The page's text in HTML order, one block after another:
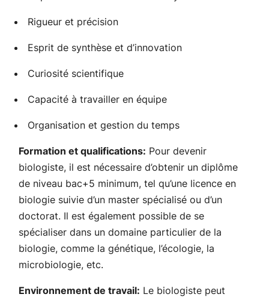
Rigueur et précision
Esprit de synthèse et d’innovation
Curiosité scientifique
Capacité à travailler en équipe
Organisation et gestion du temps
Formation et qualifications: Pour devenir
biologiste, il est nécessaire d’obtenir un diplôme
de niveau bac+5 minimum, tel qu’une licence en
biologie suivie d’un master spécialisé ou d’un
doctorat. Il est également possible de se
spécialiser dans un domaine particulier de la
biologie, comme la génétique, l’écologie, la
microbiologie, etc.
Environnement de travail: Le biologiste peut